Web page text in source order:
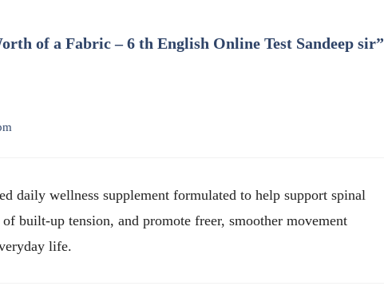
of a Fabric – 6 th English Online Test Sandeep sir”
daily wellness supplement formulated to help support spinal
built-up tension, and promote freer, smoother movement
life.